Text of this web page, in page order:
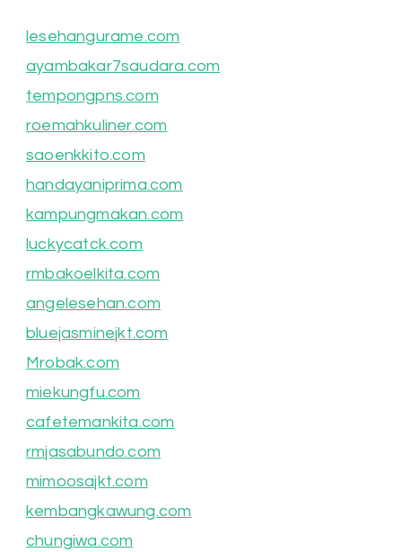
lesehangurame.com
ayambakar7saudara.com
tempongpns.com
roemahkuliner.com
saoenkkito.com
handayaniprima.com
kampungmakan.com
luckycatck.com
rmbakoelkita.com
angelesehan.com
bluejasminejkt.com
Mrobak.com
miekungfu.com
cafetemankita.com
rmjasabundo.com
mimoosajkt.com
kembangkawung.com
chungiwa.com